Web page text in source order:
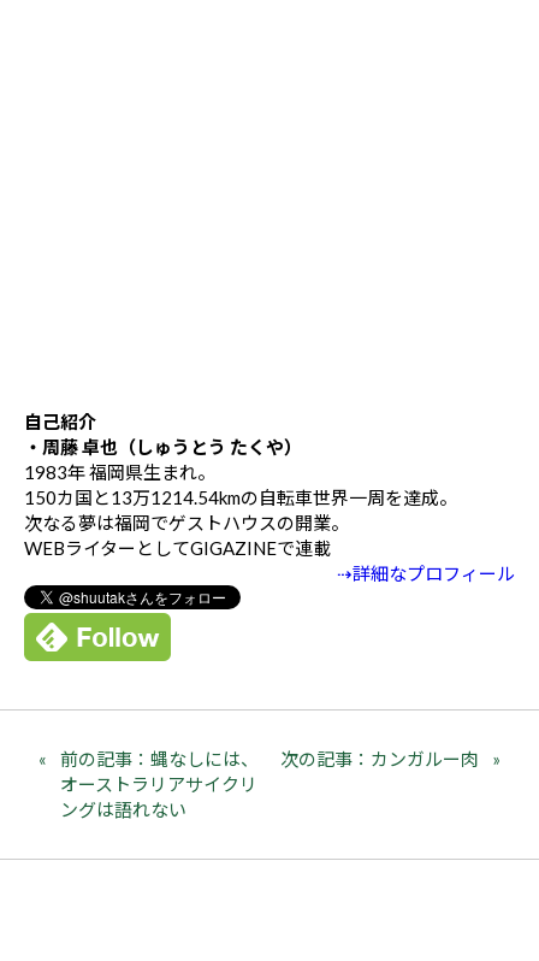
自己紹介
・周藤 卓也（しゅうとう たくや）
1983年 福岡県生まれ。
150カ国と13万1214.54kmの自転車世界一周を達成。
次なる夢は福岡でゲストハウスの開業。
WEBライターとしてGIGAZINEで連載
⇢詳細なプロフィール
前の記事：蝿なしには、
オーストラリアサイクリ
ングは語れない
次の記事：カンガルー肉